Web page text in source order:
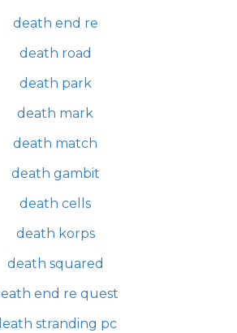
death end re
death road
death park
death mark
death match
death gambit
death cells
death korps
death squared
end re quest
stranding pc